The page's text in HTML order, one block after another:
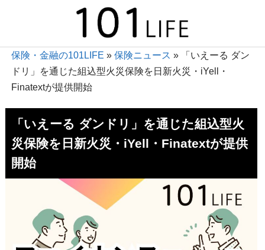
保険・金融の101LIFE » 保険ニュース »
「いえーる ダン
ドリ」を通じた組込型火災保険を日新火災・iYell・
Finatextが提供開始
「いえーる ダンドリ」を通じた組込型火
災保険を日新火災・iYell・Finatextが提供
開始